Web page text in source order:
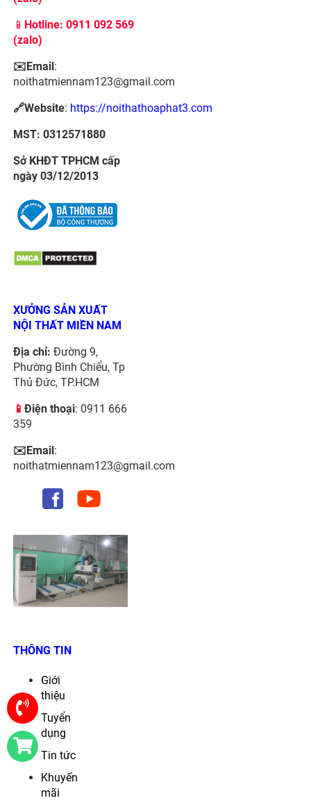
📱 Hotline: 0911 092 569
(zalo)
✉️Email:
noithatmiennam123@gmail.com
🔗Website: https://noithathoaphat3.com
MST: 0312571880
Sở KHĐT TPHCM cấp
ngày 03/12/2013
XƯỞNG SẢN XUẤT
NỘI THẤT MIỀN NAM
Địa chỉ: Đường 9,
Phường Bình Chiểu, Tp
Thủ Đức, TP.HCM
📱Điện thoại: 0911 666
359
✉️Email:
noithatmiennam123@gmail.com
THÔNG TIN
Giới
thiệu
Tuyển
dụng
Tin tức
Khuyến
mãi